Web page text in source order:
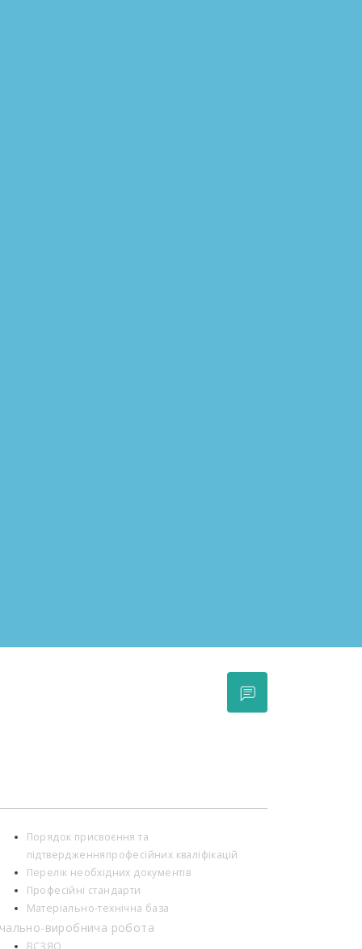
Порядок присвоєння та
підтвердженняпрофесійних кваліфікацій
Перелік необхідних документів
Професійні стандарти
Матеріально-технічна база
виробнича робота
ВСЗЯО